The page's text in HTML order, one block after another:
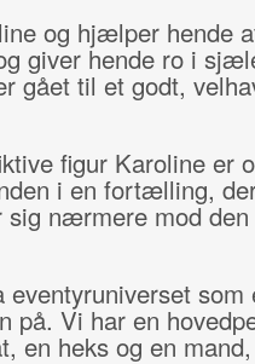
og hjælper hende
giver hende ro i
gået til et godt,
figur Karoline er
i en fortælling,
nærmere mod den
eventyruniverset som
på. Vi har en
en heks og en